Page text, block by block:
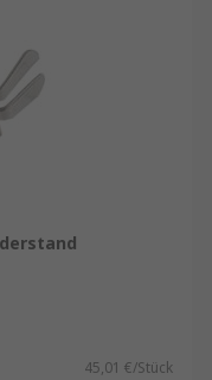
45,01 €/Stück